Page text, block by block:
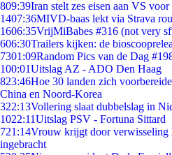
809:39Iran stelt zes eisen aan VS
1407:36MIVD-baas lekt via Strava
1606:35VrijMiBabes #316 (not very
606:30Trailers kijken: de
7301:09Random Pics van de Dag
100:01Uitslag AZ - ADO Den Haag
823:46Hoe 30 landen zich
China en Noord-Korea
322:13Vollering slaat dubbelslag in
1022:11Uitslag PSV - Fortuna Sittard
721:14Vrouw krijgt door verwisseling
ingebracht